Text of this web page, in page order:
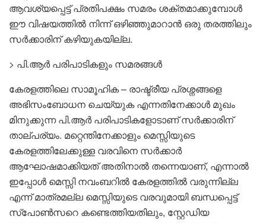
ആവശ്യപ്പെട്ട് പ്രതിപക്ഷം സമരം ശക്തമാക്കുമ്പോൾ
ഈ വിഷയത്തിൽ നിന്ന് ഒഴിഞ്ഞുമാറാൻ ഒരു തരത്തിലും
സർക്കാരിന് കഴിയുകയില്ല.
> പി.ആർ പരിപാടികളും സമരങ്ങൾ
കേരളത്തിലെ സാമൂഹിക – രാഷ്ട്രീയ പ്രശ്നങ്ങളെ
അഭിസംബോധന ചെയ്യുക എന്നതിനേക്കാൾ മുഖം
മിനുക്കുന്ന പി.ആർ പരിപാടികളോടാണ് സർക്കാരിന്
താല്പര്യം. മറ്റെന്തിനേക്കാളും മെസ്സിയുടെ
കേരളത്തിലേക്കുള്ള വരവിനെ സർക്കാർ
ആഘോഷമാക്കിയത് അതിനാൽ തന്നെയാണ്, എന്നാൽ
ഇപ്പോൾ മെസ്സി നവംബറിൽ കേരളത്തിൽ വരുന്നില്ല
എന്ന് മാത്രമല്ല മെസ്സിയുടെ വരവുമായി ബന്ധപ്പെട്ട്
സ്‌പോൺസറെ കണ്ടെത്തിയതിലും, സ്റ്റേഡിയ